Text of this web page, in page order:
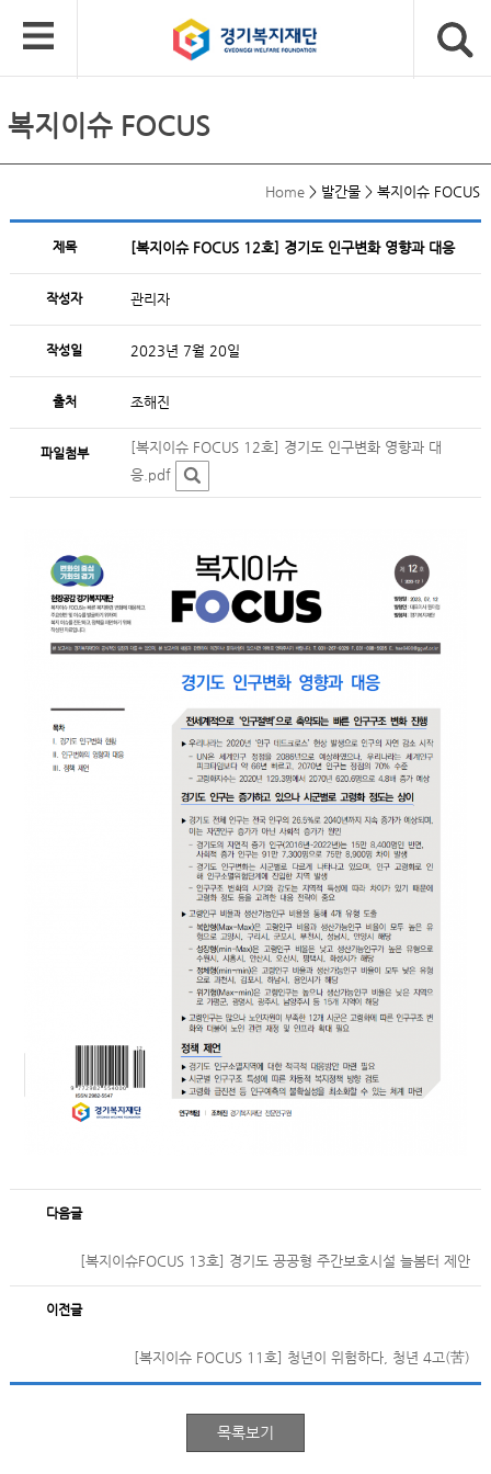
복지이슈 FOCUS
Home > 발간물 > 복지이슈 FOCUS
제목 [복지이슈 FOCUS 12호] 경기도 인구변화 영향과 대응
작성자 관리자
작성일 2023년 7월 20일
출처 조해진
파일첨부
[복지이슈 FOCUS 12호] 경기도 인구변화 영향과 대
응.pdf
다음글
[복지이슈FOCUS 13호] 경기도 공공형 주간보호시설 늘봄터 제안
이전글
[복지이슈 FOCUS 11호] 청년이 위험하다, 청년 4고(苦)